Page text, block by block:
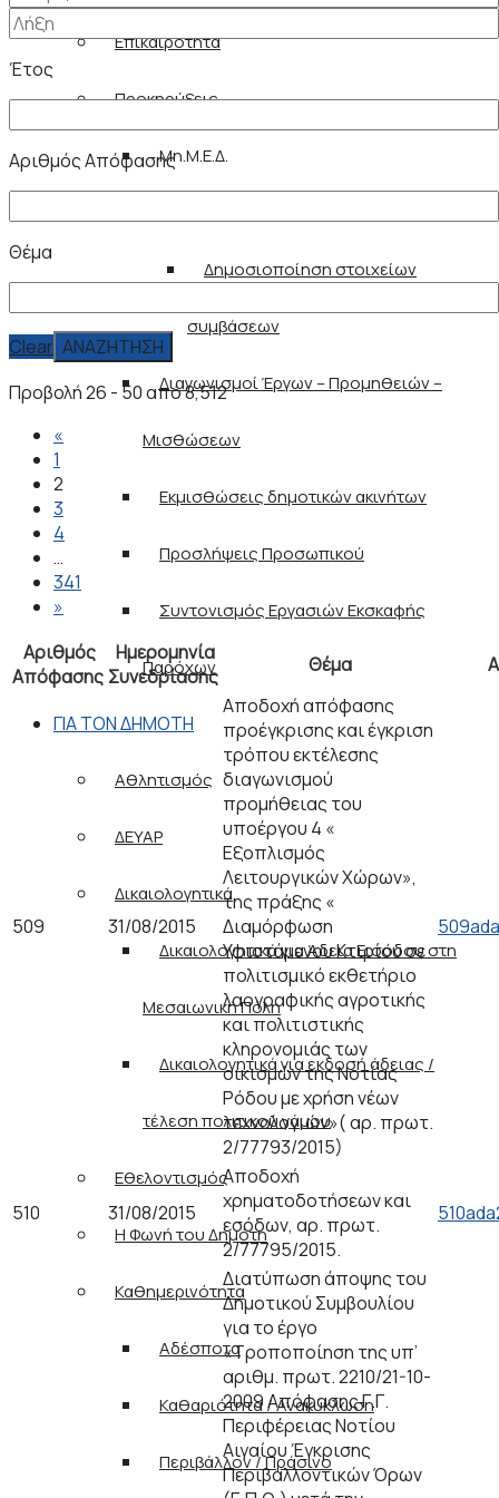
Επικαιρότητα
Προκηρύξεις
Μη.Μ.Ε.Δ.
Δημοσιοποίηση στοιχείων
συμβάσεων
Διαγωνισμοί Έργων – Προμηθειών –
Μισθώσεων
Εκμισθώσεις δημοτικών ακινήτων
Προσλήψεις Προσωπικού
Συντονισμός Εργασιών Εκσκαφής
Παρόχων
ΓΙΑ ΤΟΝ ΔΗΜΟΤΗ
Αθλητισμός
ΔΕΥΑΡ
Δικαιολογητικά
Δικαιολογητικά για Άδεια Εισόδου στη
Μεσαιωνική Πόλη
Δικαιολογητικά για εκδοσή άδειας /
τέλεση πολιτικού γάμου
Εθελοντισμός
Η Φωνή του Δημότη
Καθημερινότητα
Αδέσποτα
Καθαριότητα / Ανακύκλωση
Περιβάλλον / Πράσινο
Έτος
Αριθμός Απόφασης
Θέμα
Clear
Προβολή 26 - 50 από 8,512
«
1
2
3
4
…
341
»
Αριθμός
Απόφασης
Ημερομηνία
Συνεδρίασης
Θέμα
509 31/08/2015
Αποδοχή απόφασης
προέγκρισης και έγκριση
τρόπου εκτέλεσης
διαγωνισμού
προμήθειας του
υποέργου 4 «
Εξοπλισμός
Λειτουργικών Χώρων»,
της πράξης «
Διαμόρφωση
Υφιστάμενου Κτιρίου σε
πολιτισμικό εκθετήριο
λαογραφικής αγροτικής
και πολιτιστικής
κληρονομιάς των
οικισμών της Νοτίας
Ρόδου με χρήση νέων
τεχνολογιών»( αρ. πρωτ.
2/77793/2015)
510 31/08/2015
Αποδοχή
χρηματοδοτήσεων και
εσόδων, αρ. πρωτ.
2/77795/2015.
Διατύπωση άποψης του
Δημοτικού Συμβουλίου
για το έργο
«Τροποποίηση της υπ’
αριθμ. πρωτ. 2210/21-10-
2009 Απόφασης Γ.Γ.
Περιφέρειας Νοτίου
Αιγαίου Έγκρισης
Περιβαλλοντικών Όρων